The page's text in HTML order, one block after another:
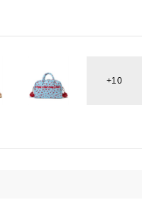
10